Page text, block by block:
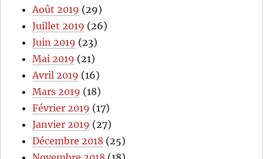
Août 2019 (29)
Juillet 2019 (26)
Juin 2019 (23)
Mai 2019 (21)
Avril 2019 (16)
Mars 2019 (18)
Février 2019 (17)
Janvier 2019 (27)
Décembre 2018 (25)